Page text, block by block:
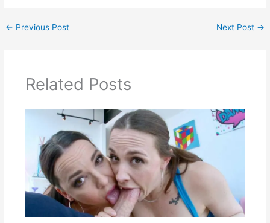
← Previous Post Next Post →
Related Posts